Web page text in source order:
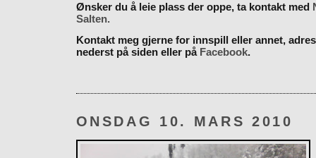
Ønsker du å leie plass der oppe, ta kontakt med
Salten.
Kontakt meg gjerne for innspill eller annet,
nederst på siden eller på Facebook.
ONSDAG 10. MARS 2010